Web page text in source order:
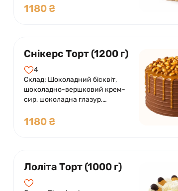
1180 ₴
Снікерс Торт (1200 г)
4
Склад: Шоколадний бісквіт,
шоколадно-вершковий крем-
сир, шоколадна глазур,
арахіс, нуга. Оформлений
1180 ₴
Лоліта Торт (1000 г)